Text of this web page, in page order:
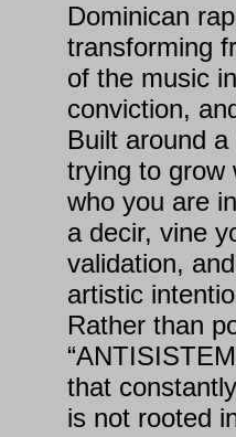
Dominican
transforming
of the music
conviction,
Built around
trying to grow
who you are
a decir, vine
validation,
artistic
Rather than
that
is not rooted